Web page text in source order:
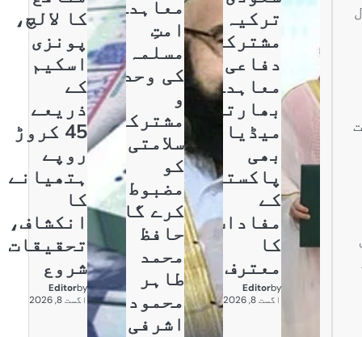
ترکیہ
مشترکہ
دفاعی
معاہدہ،
بھارتی
میڈیا
بھی
پاکستان
کے
مفادات
کا
معترف
by
Editor
اگست 8, 2026
معاہدہ
امتِ
مسلمہ
کی وحدت
و
مشترکہ
سلامتی
کو
مضبوط
کرے گا:
حافظ
محمد
طاہر
محمود
اشرفی
کا لالچ،
پونزی
اسکیم
کے
ذریعے
45 کروڑ
روپے
ہتھیانے
کا
انکشاف،
تحقیقات
شروع
by
Editor
اگست 8, 2026